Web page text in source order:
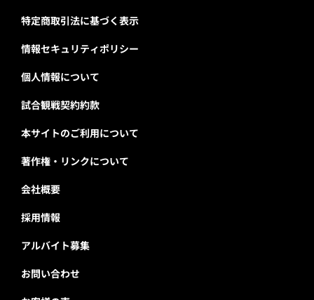
特定商取引法に基づく表示
情報セキュリティポリシー
個人情報について
試合観戦契約約款
本サイトのご利用について
著作権・リンクについて
会社概要
採用情報
アルバイト募集
お問い合わせ